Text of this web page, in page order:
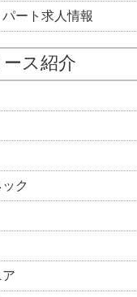
ート求人情報
ス紹介
ク